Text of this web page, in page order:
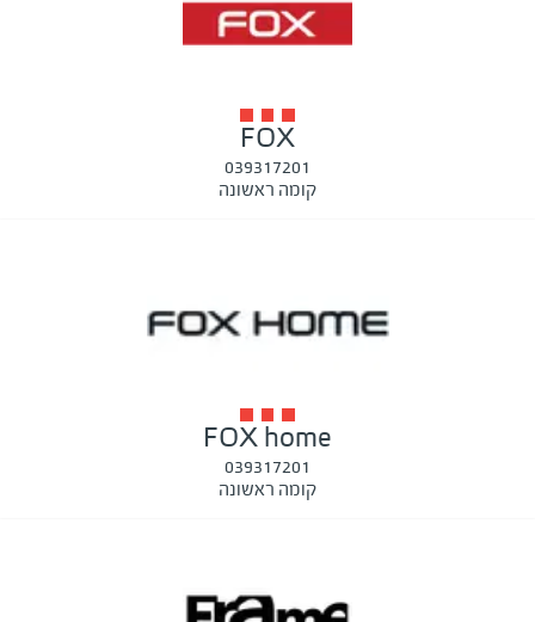
FOX
039317201
קומה ראשונה
FOX home
039317201
קומה ראשונה